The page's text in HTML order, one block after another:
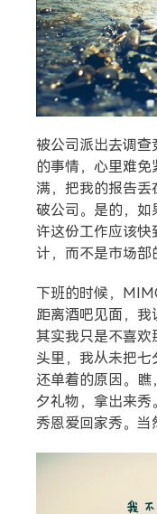
热门分类
生活 音乐 微
摄影
被公司派出去调
的事情，心里难
满，把我的报告丢
破公司。是的，如
许这份工作应该快
计，而不是市场部
下班的时候，
距离酒吧见面，我
其实我只是不喜欢
头里，我从未把
还单着的原因。瞧
夕礼物，拿出来
秀恩爱回家秀。当